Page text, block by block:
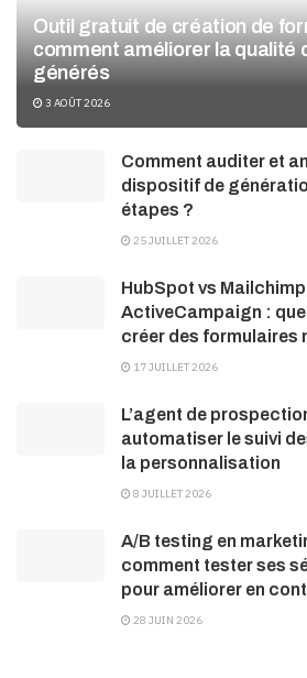
Outil gratuit de création de
comment améliorer la qualité
générés
3 AOÛT 2026
Comment auditer et
dispositif de
étapes ?
25 JUILLET 2026
HubSpot vs
ActiveCampaign :
créer des formulaires
17 JUILLET 2026
L’agent de
automatiser le suivi
la personnalisation
8 JUILLET 2026
A/B testing en
comment tester ses
pour améliorer en
28 JUIN 2026